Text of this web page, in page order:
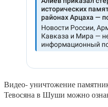
Видео- уничтожение
Тевосяна в Шуши можно